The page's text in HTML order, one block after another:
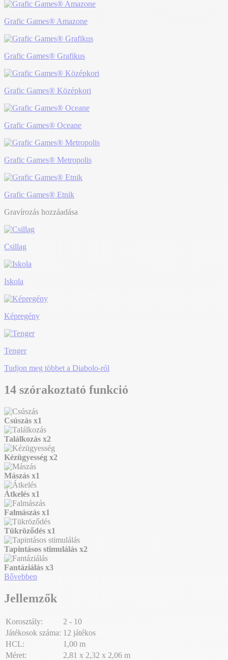
Grafic Games® Amazone
Grafic Games® Grafikus
Grafic Games® Középkori
Grafic Games® Oceane
Grafic Games® Metropolis
Grafic Games® Etnik
Gravírozás hozzáadása
Csillag
Iskola
Képregény
Tenger
Tudjon meg többet a Diabolo-ról
14 szórakoztató funkció
Csúszás x1
Találkozás x2
Kézügyesség x2
Mászás x1
Átkelés x1
Falmászás x1
Tükröződés x1
Tapintásos stimulálás x2
Fantáziálás x3
Bővebben
Jellemzők
Korosztály:
2 - 10
Játékosok száma: 12 játékos
HCL:
1,00 m
Méret:
2,81 x 2,32 x 2,06 m